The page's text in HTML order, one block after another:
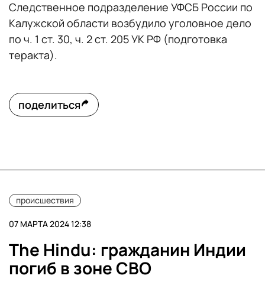
Следственное подразделение УФСБ России по
Калужской области возбудило уголовное дело
по ч. 1 ст. 30, ч. 2 ст. 205 УК РФ (подготовка
теракта).
поделиться
происшествия
07 МАРТА 2024 12:38
The Hindu: гражданин Индии
погиб в зоне СВО